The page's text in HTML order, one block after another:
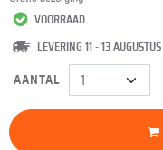
VOORRAAD
LEVERING 11 - 13 AUGUSTUS
AANTAL